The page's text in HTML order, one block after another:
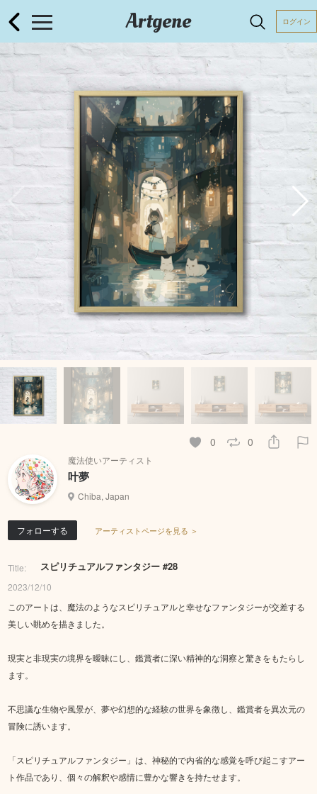
Artgene ログイン
0 0
魔法使いアーティスト
叶夢
Chiba, Japan
フォローする アーティストページを見る ＞
Title: スピリチュアルファンタジー #28
2023/12/10
このアートは、魔法のようなスピリチュアルと幸せなファンタジーが交差する
美しい眺めを描きました。
現実と非現実の境界を曖昧にし、鑑賞者に深い精神的な洞察と驚きをもたらし
ます。
不思議な生物や風景が、夢や幻想的な経験の世界を象徴し、鑑賞者を異次元の
冒険に誘います。
「スピリチュアルファンタジー」は、神秘的で内省的な感覚を呼び起こすアー
ト作品であり、個々の解釈や感情に豊かな響きを持たせます。